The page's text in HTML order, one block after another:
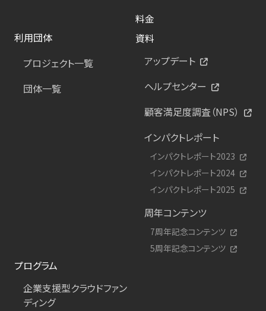
料金
利用団体
プロジェクト一覧
団体一覧
資料
アップデート
ヘルプセンター
顧客満足度調査（NPS）
インパクトレポート
インパクトレポート2023
インパクトレポート2024
インパクトレポート2025
周年コンテンツ
7周年記念コンテンツ
5周年記念コンテンツ
プログラム
企業支援型クラウドファン
ディング